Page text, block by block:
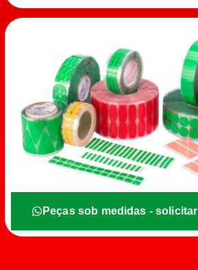
Peças sob medidas - solicitar